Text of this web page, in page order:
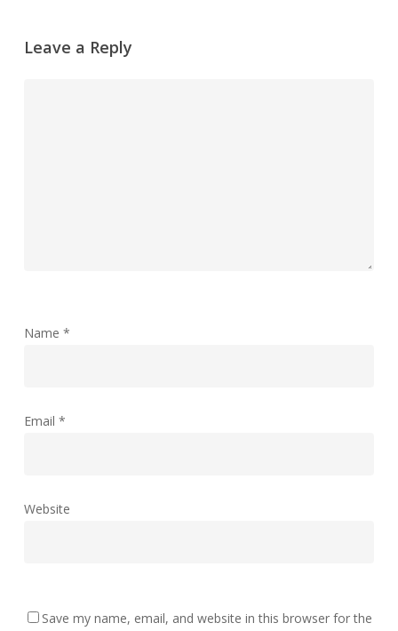
Leave a Reply
Name *
Email *
Website
Save my name, email, and website in this browser for the